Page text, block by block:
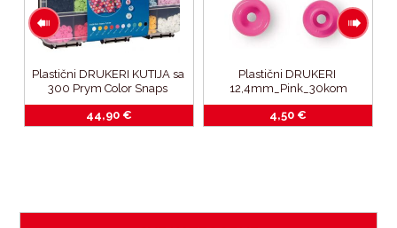
Plastični DRUKERI KUTIJA sa
300 Prym Color Snaps
12,4mm drukera u 10 boja-sa
alatom_bez Vario kliješta
44,90 €
Plastični DRUKERI
12,4mm_Pink_30kom
4,50 €